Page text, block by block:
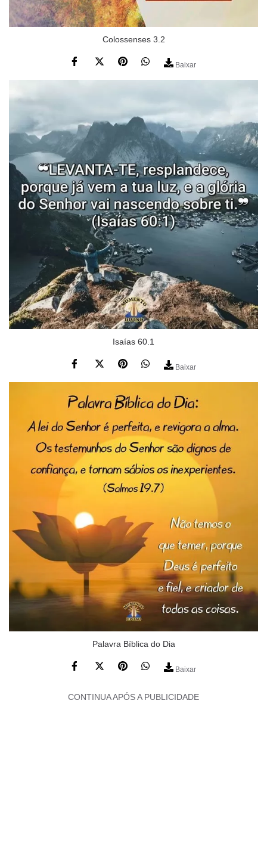
Colossenses 3.2
Baixar
Isaías 60.1
Baixar
Palavra Bíblica do Dia
Baixar
CONTINUA APÓS A PUBLICIDADE